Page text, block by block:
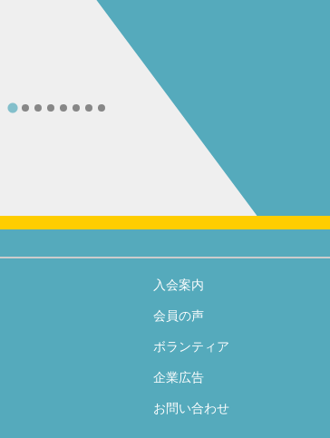
入会案内
会員の声
ボランティア
企業広告
お問い合わせ